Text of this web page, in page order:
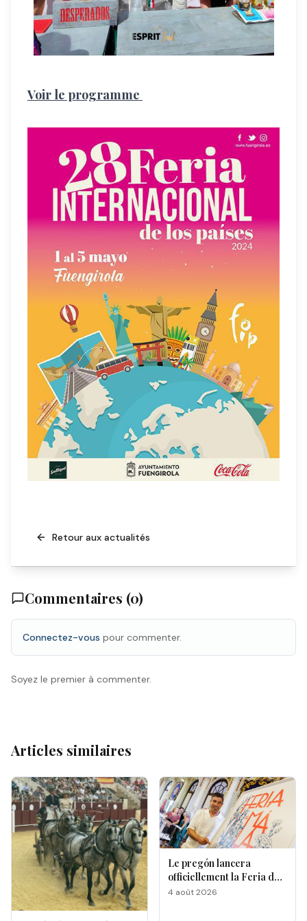
Voir le programme
Retour aux actualités
Commentaires (0)
Connectez-vous pour commenter.
Soyez le premier à commenter.
Articles similaires
Le pregón lancera
officiellement la Feria de
Málaga 2026
4 août 2026